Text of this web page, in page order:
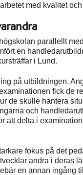
med kvalitet
parallellt
en
i Lund.
på utbildningen.
fick de
de skulle hantera
och
att delta i
fokus på det
andra i deras
en annan ingång